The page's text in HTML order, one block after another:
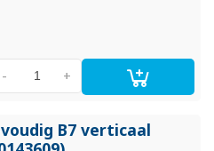
+
-
B7 verticaal